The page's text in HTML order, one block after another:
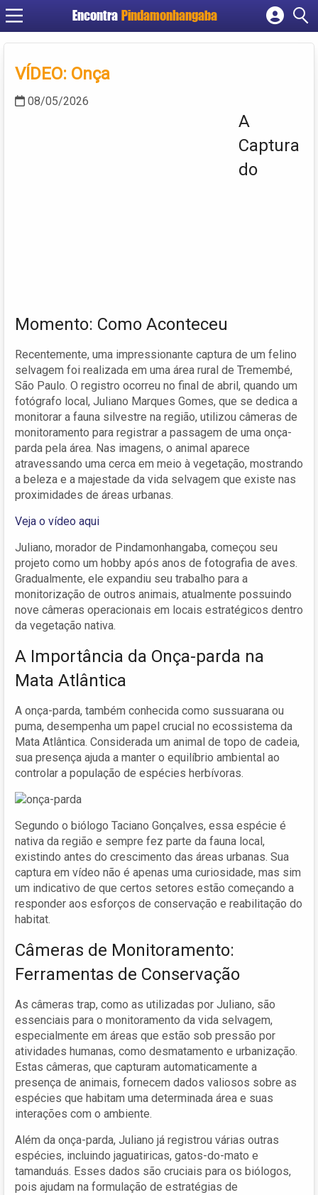
Encontra Pindamonhangaba
Cadastrar empresa
VÍDEO: Onça
08/05/2026
A
Captura
do
Momento: Como Aconteceu
Recentemente, uma impressionante captura de um felino
selvagem foi realizada em uma área rural de Tremembé,
São Paulo. O registro ocorreu no final de abril, quando um
fotógrafo local, Juliano Marques Gomes, que se dedica a
monitorar a fauna silvestre na região, utilizou câmeras de
monitoramento para registrar a passagem de uma onça-
parda pela área. Nas imagens, o animal aparece
atravessando uma cerca em meio à vegetação, mostrando
a beleza e a majestade da vida selvagem que existe nas
proximidades de áreas urbanas.
Veja o vídeo aqui
Juliano, morador de Pindamonhangaba, começou seu
projeto como um hobby após anos de fotografia de aves.
Gradualmente, ele expandiu seu trabalho para a
monitorização de outros animais, atualmente possuindo
nove câmeras operacionais em locais estratégicos dentro
da vegetação nativa.
A Importância da Onça-parda na
Mata Atlântica
A onça-parda, também conhecida como sussuarana ou
puma, desempenha um papel crucial no ecossistema da
Mata Atlântica. Considerada um animal de topo de cadeia,
sua presença ajuda a manter o equilíbrio ambiental ao
controlar a população de espécies herbívoras.
Segundo o biólogo Taciano Gonçalves, essa espécie é
nativa da região e sempre fez parte da fauna local,
existindo antes do crescimento das áreas urbanas. Sua
captura em vídeo não é apenas uma curiosidade, mas sim
um indicativo de que certos setores estão começando a
responder aos esforços de conservação e reabilitação do
habitat.
Câmeras de Monitoramento:
Ferramentas de Conservação
As câmeras trap, como as utilizadas por Juliano, são
essenciais para o monitoramento da vida selvagem,
especialmente em áreas que estão sob pressão por
atividades humanas, como desmatamento e urbanização.
Estas câmeras, que capturam automaticamente a
presença de animais, fornecem dados valiosos sobre as
espécies que habitam uma determinada área e suas
interações com o ambiente.
Além da onça-parda, Juliano já registrou várias outras
espécies, incluindo jaguatiricas, gatos-do-mato e
tamanduás. Esses dados são cruciais para os biólogos,
pois ajudam na formulação de estratégias de